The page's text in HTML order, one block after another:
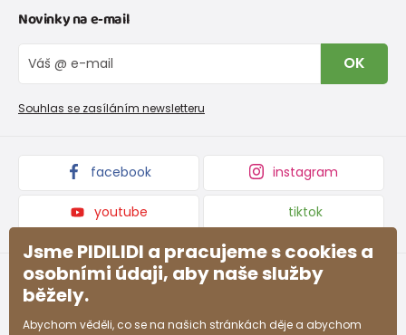
Tabulka velikostí obuvi
Vrácení zboží a reklamace
Reklamační řád
O nás
Blog
Velkoobchod PiDiLiDi
Affiliate program
Kolekce zboží
Novinky na e-mail
OK
Souhlas se zasíláním newsletteru
facebook instagram
youtube tiktok
Jsme PIDILIDI a pracujeme s cookies a
osobními údaji, aby naše služby
běžely.
Abychom věděli, co se na našich stránkách děje a abychom